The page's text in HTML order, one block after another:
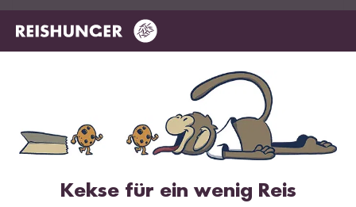
Bewerte dieses Produkt
HilfreichsteNeueste Höchste BewertungNiedrigste Bewertung
Kekse für ein wenig Reis